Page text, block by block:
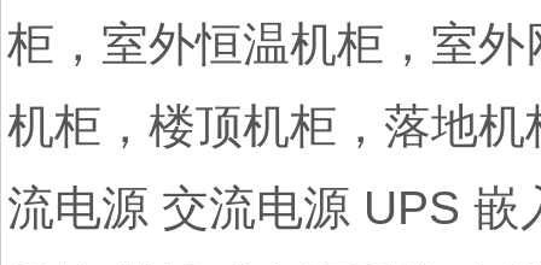
柜，室外恒温机柜，室
机柜，楼顶机柜，落地
流电源 交流电源 UPS